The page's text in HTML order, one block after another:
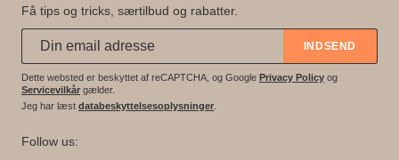
Få tips og tricks, særtilbud og rabatter.
INDSEND
Dette websted er beskyttet af reCAPTCHA, og Google Privacy Policy og
Servicevilkår gælder.
Jeg har læst databeskyttelsesoplysninger
Follow us: